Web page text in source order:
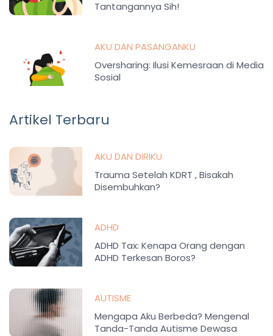
Tantangannya Sih!
AKU DAN PASANGANKU
Oversharing: Ilusi Kemesraan di Media
Sosial
Artikel Terbaru
AKU DAN DIRIKU
Trauma Setelah KDRT , Bisakah
Disembuhkan?
ADHD
ADHD Tax: Kenapa Orang dengan
ADHD Terkesan Boros?
AUTISME
Mengapa Aku Berbeda? Mengenal
Tanda-Tanda Autisme Dewasa